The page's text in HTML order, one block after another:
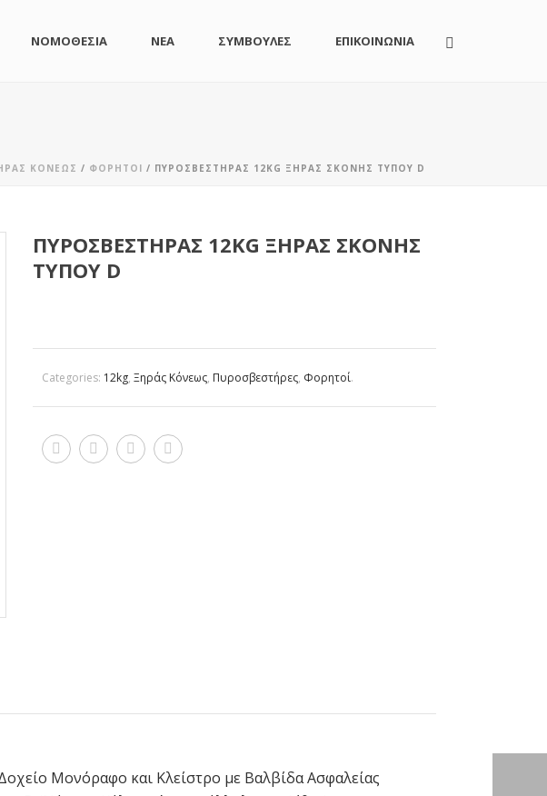
ΝΟΜΟΘΕΣΙΑ ΝΕΑ ΣΥΜΒΟΥΛΕΣ ΕΠΙΚΟΙΝΩΝΙΑ
ΚΌΝΕΩΣ / ΦΟΡΗΤΟΊ / ΠΥΡΟΣΒΕΣΤΉΡΑΣ 12KG ΞΗΡΆΣ ΣΚΌΝΗΣ ΤΎΠΟΥ D
ΠΥΡΟΣΒΕΣΤΉΡΑΣ 12KG ΞΗΡΆΣ ΣΚΌΝΗΣ
ΤΎΠΟΥ D
Categories: 12kg,Ξηράς Κόνεως, Πυροσβεστήρες, Φορητοί.
Μονόραφο και Κλείστρο με Βαλβίδα Ασφαλείας